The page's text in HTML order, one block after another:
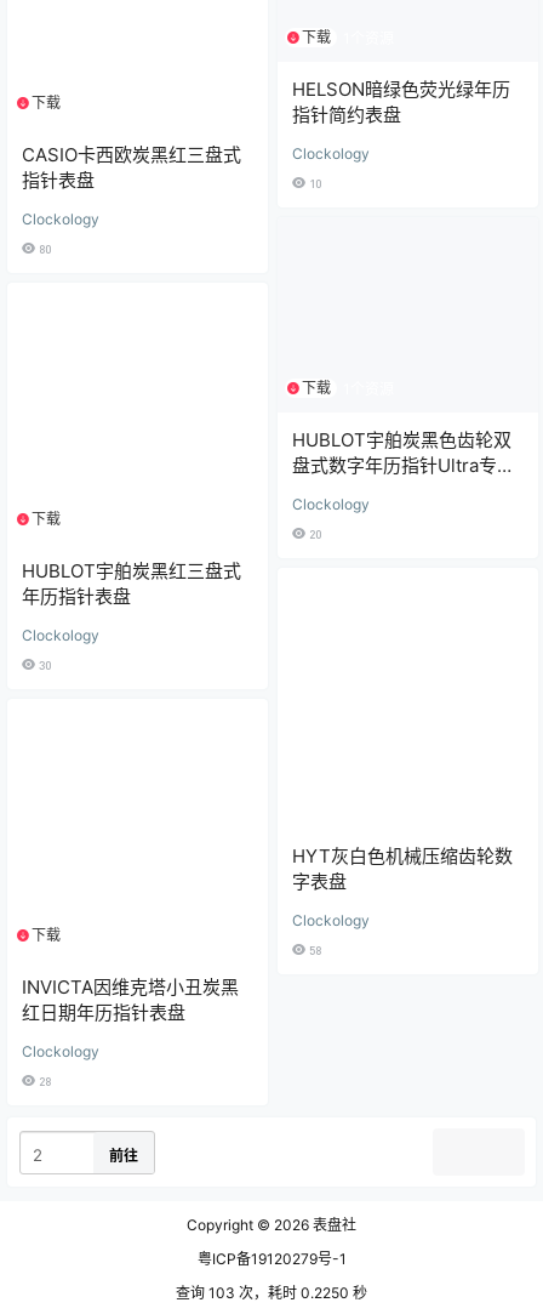
下载
HELSON暗绿色荧光绿年历
指针简约表盘
Clockology
10
下载
CASIO卡西欧炭黑红三盘式
指针表盘
Clockology
80
下载
HUBLOT宇舶炭黑色齿轮双
盘式数字年历指针Ultra专用
Clockology
20
下载
HUBLOT宇舶炭黑红三盘式
年历指针表盘
Clockology
30
HYT灰白色机械压缩齿轮数
字表盘
Clockology
58
下载
INVICTA因维克塔小丑炭黑
红日期年历指针表盘
Clockology
28
前往
Copyright © 2026 表盘社
粤ICP备19120279号-1
查询 103 次，耗时 0.2250 秒